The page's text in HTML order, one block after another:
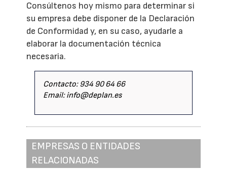
Consúltenos hoy mismo para determinar si
su empresa debe disponer de la Declaración
de Conformidad y, en su caso, ayudarle a
elaborar la documentación técnica
necesaria.
Contacto: 934 90 64 66
Email: info@deplan.es
EMPRESAS O ENTIDADES
RELACIONADAS